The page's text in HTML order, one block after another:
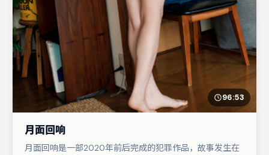
96:53
月面回响
月面回响是一部2020年前后完成的犯罪作品，故事发生在